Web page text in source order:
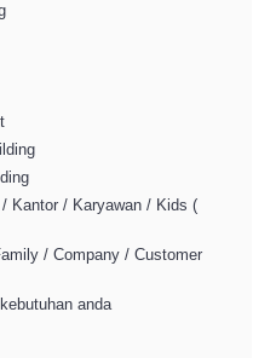
Kantor / Karyawan / Kids (
/ Company / Customer
anda